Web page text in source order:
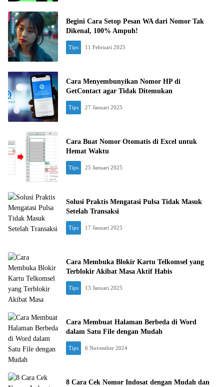
Begini Cara Setop Pesan WA dari Nomor Tak
Dikenal, 100% Ampuh!
Tips 11 Februari 2025
Cara Menyembunyikan Nomor HP di
GetContact agar Tidak Ditemukan
Tips 27 Januari 2025
Cara Buat Nomor Otomatis di Excel untuk
Hemat Waktu
Tips 25 Januari 2025
Solusi Praktis Mengatasi Pulsa Tidak Masuk
Setelah Transaksi
Tips 17 Januari 2025
Cara Membuka Blokir Kartu Telkomsel yang
Terblokir Akibat Masa Aktif Habis
Tips 13 Januari 2025
Cara Membuat Halaman Berbeda di Word
dalam Satu File dengan Mudah
Tips 6 November 2024
8 Cara Cek Nomor Indosat dengan Mudah dan